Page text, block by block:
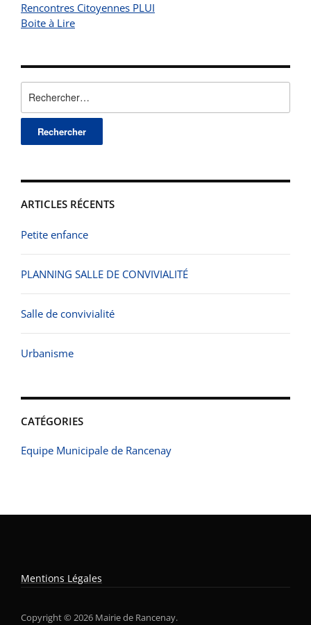
Rencontres Citoyennes PLUI
Boite à Lire
ARTICLES RÉCENTS
Petite enfance
PLANNING SALLE DE CONVIVIALITÉ
Salle de convivialité
Urbanisme
CATÉGORIES
Equipe Municipale de Rancenay
Mentions Légales
Copyright © 2026 Mairie de Rancenay.